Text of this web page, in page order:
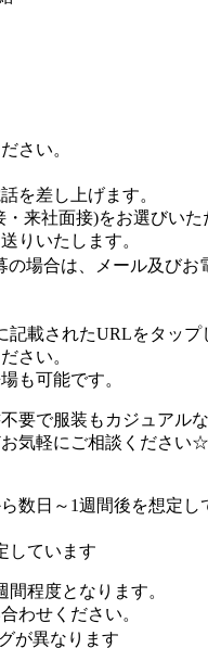
さい。
を差し上げます。
来社面接)をお選びいた
りいたします。
場合は、メール及び
載されたURLをタップ
さい。
も可能です。
要で服装もカジュアル
気軽にご相談ください☆
数日～1週間後を想定し
しています
程度となります。
わせください。
が異なります